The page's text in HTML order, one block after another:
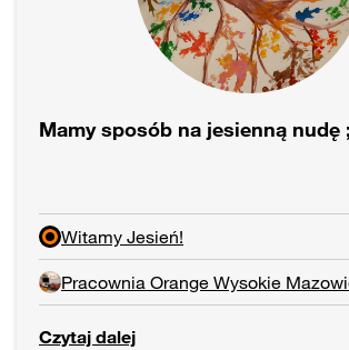
Mamy sposób na jesienną nudę
Witamy Jesień!
Pracownia Orange Wysokie
Czytaj dalej